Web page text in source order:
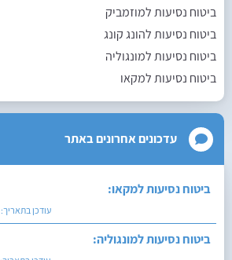
ביטוח נסיעות למוזמביק
ביטוח נסיעות להונג קונג
ביטוח נסיעות למונגוליה
ביטוח נסיעות למקאו
עדכונים אחרונים באתר
ביטוח נסיעות למקאו:
עודכן בתאריך:
ביטוח נסיעות למונגוליה: